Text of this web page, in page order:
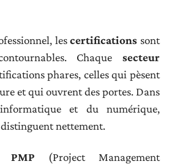
lescertifications sont
Chaque secteur
phares, celles qui pèsent
et qui ouvrent des portes. Dans
et du numérique,
distinguent nettement.
PMP (Project Management